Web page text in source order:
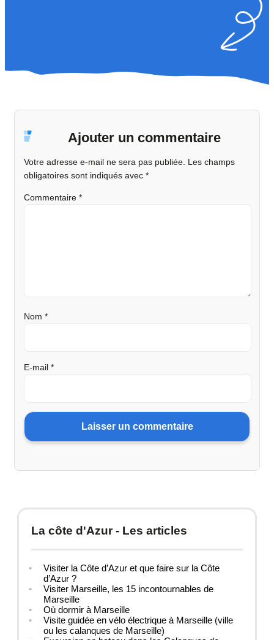
Ajouter un commentaire
Votre adresse e-mail ne sera pas publiée. Les champs
obligatoires sont indiqués avec *
Commentaire *
Nom *
E-mail *
La côte d'Azur - Les articles
Visiter la Côte d’Azur et que faire sur la Côte
d’Azur ?
Visiter Marseille, les 15 incontournables de
Marseille
Où dormir à Marseille
Visite guidée en vélo électrique à Marseille (ville
ou les calanques de Marseille)